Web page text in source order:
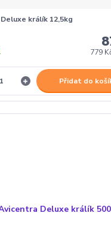
králík 12,5kg
779
Přidat do